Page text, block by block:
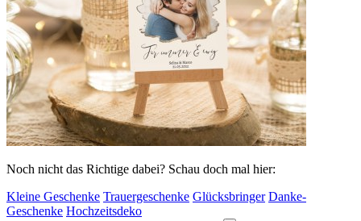
Noch nicht das Richtige dabei? Schau doch mal hier:
Kleine Geschenke Trauergeschenke Glücksbringer Danke-
Geschenke Hochzeitsdeko